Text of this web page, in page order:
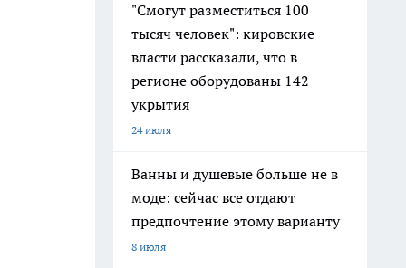
"Смогут разместиться 100
тысяч человек": кировские
власти рассказали, что в
регионе оборудованы 142
укрытия
24 июля
Ванны и душевые больше не в
моде: сейчас все отдают
предпочтение этому варианту
8 июля